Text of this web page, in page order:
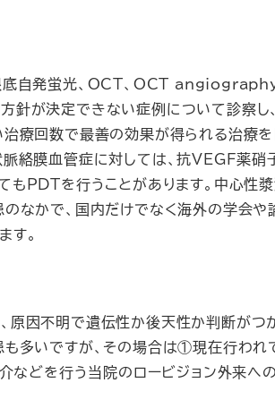
底自発蛍光、OCT、OCT angiography
針が決定できない症例について診察
治療回数で最善の効果が得られる治療
膜血管症に対しては、抗VEGF薬硝
もPDTを行うことがあります。中心性
のなかで、国内だけでなく海外の学会
す。
原因不明で遺伝性か後天性か判断が
多いですが、その場合は①現在行わ
などを行う当院のロービジョン外来へ